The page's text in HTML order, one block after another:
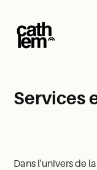
Services
Dans l'univers de